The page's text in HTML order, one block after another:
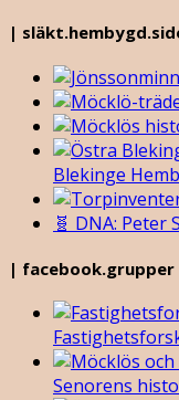
|
Blekinge
🧬 DNA: Peter
| facebook.grupper
Senorens